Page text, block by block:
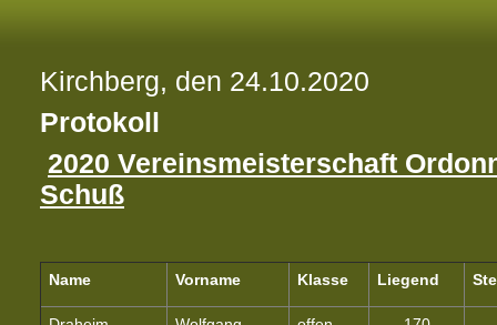
Kirchberg, den 24.10.2020
Protokoll
2020 Vereinsmeisterschaft
Schuß
Name Vorname Klasse Liegend